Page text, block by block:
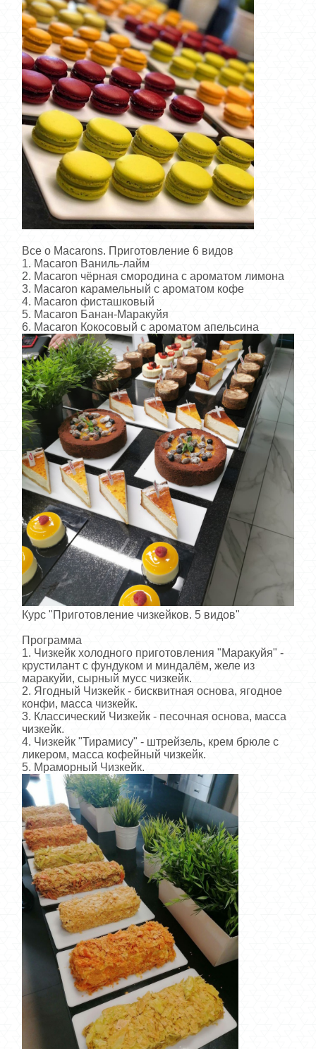
Все о Macarons. Приготовление 6 видов
1. Macaron Ваниль-лайм
2. Macaron чёрная смородина с ароматом лимона
3. Macaron карамельный с ароматом кофе
4. Macaron фисташковый
5. Macaron Банан-Маракуйя
6. Macaron Кокосовый с ароматом апельсина
Курс "Приготовление чизкейков. 5 видов"
Программа
1. Чизкейк холодного приготовления "Маракуйя" -
крустилант с фундуком и миндалём, желе из
маракуйи, сырный мусс чизкейк.
2. Ягодный Чизкейк - бисквитная основа, ягодное
конфи, масса чизкейк.
3. Классический Чизкейк - песочная основа, масса
чизкейк.
4. Чизкейк "Тирамису" - штрейзель, крем брюле с
ликером, масса кофейный чизкейк.
5. Мраморный Чизкейк.